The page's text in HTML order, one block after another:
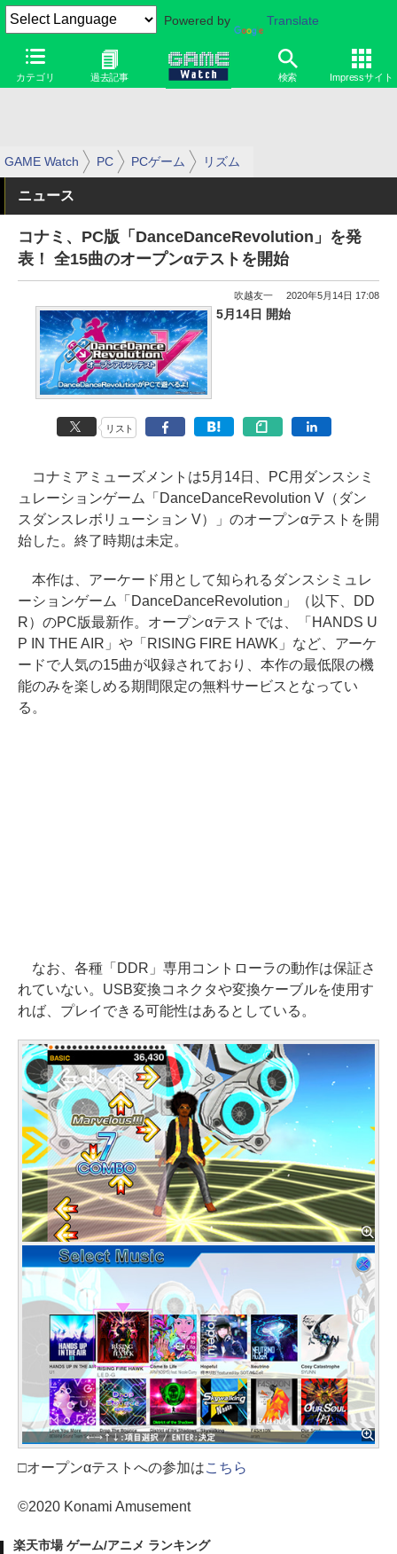
Powered by Translate
カテゴリ 過去記事 検索 Impressサイト
GAME Watch PC PCゲーム リズム
ニュース
コナミ、PC版「DanceDanceRevolution」を発
表！ 全15曲のオープンαテストを開始
吹越友一 2020年5月14日 17:08
5月14日 開始
リスト
コナミアミューズメントは5月14日、PC用ダンスシミ
ュレーションゲーム「DanceDanceRevolution V（ダン
スダンスレボリューション V）」のオープンαテストを開
始した。終了時期は未定。
本作は、アーケード用として知られるダンスシミュレ
ーションゲーム「DanceDanceRevolution」（以下、DD
R）のPC版最新作。オープンαテストでは、「HANDS U
P IN THE AIR」や「RISING FIRE HAWK」など、アーケ
ードで人気の15曲が収録されており、本作の最低限の機
能のみを楽しめる期間限定の無料サービスとなってい
る。
なお、各種「DDR」専用コントローラの動作は保証さ
れていない。USB変換コネクタや変換ケーブルを使用す
れば、プレイできる可能性はあるとしている。
□オープンαテストへの参加はこちら
©2020 Konami Amusement
楽天市場 ゲーム/アニメ ランキング